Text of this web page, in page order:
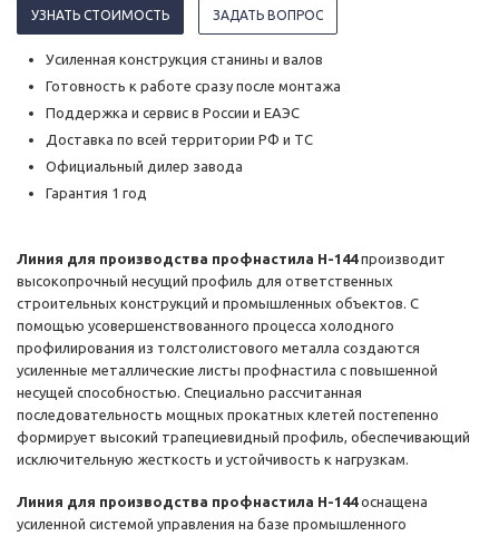
УЗНАТЬ СТОИМОСТЬ ЗАДАТЬ ВОПРОС
Усиленная конструкция станины и валов
Готовность к работе сразу после монтажа
Поддержка и сервис в России и ЕАЭС
Доставка по всей территории РФ и ТС
Официальный дилер завода
Гарантия 1 год
Линия для производства профнастила Н-144производит
высокопрочный несущий профиль для ответственных
строительных конструкций и промышленных объектов. С
помощью усовершенствованного процесса холодного
профилирования из толстолистового металла создаются
усиленные металлические листы профнастила с повышенной
несущей способностью. Специально рассчитанная
последовательность мощных прокатных клетей постепенно
формирует высокий трапециевидный профиль, обеспечивающий
исключительную жесткость и устойчивость к нагрузкам.
Линия для производства профнастила Н-144оснащена
усиленной системой управления на базе промышленного